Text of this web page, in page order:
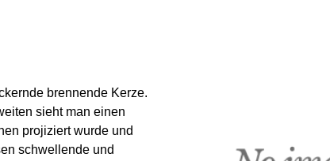
brennende Kerze.
sieht man einen
projiziert wurde und
schwellende und